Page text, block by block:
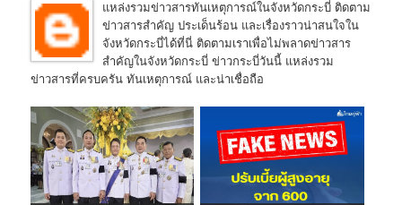
แหล่งรวมข่าวสารทันเหตุการณ์ในจังหวัดกระบี่ ติดตาม
ข่าวสารสำคัญ ประเด็นร้อน และเรื่องราวน่าสนใจใน
จังหวัดกระบี่ได้ที่นี่ ติดตามเราเพื่อไม่พลาดข่าวสาร
สำคัญในจังหวัดกระบี่ ข่าวกระบี่วันนี้ แหล่งรวม
ข่าวสารที่ครบครัน ทันเหตุการณ์ และน่าเชื่อถือ